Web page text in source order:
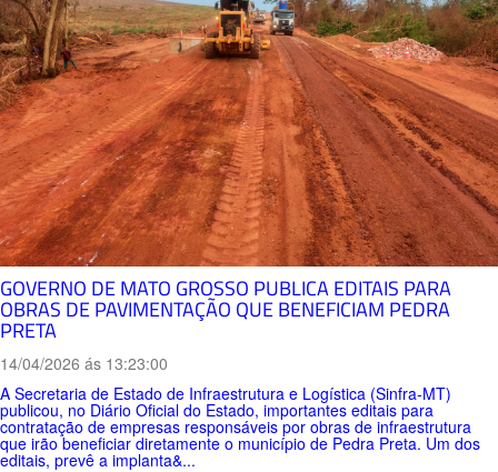
GOVERNO DE MATO GROSSO PUBLICA EDITAIS PARA
OBRAS DE PAVIMENTAÇÃO QUE BENEFICIAM PEDRA
PRETA
14/04/2026 ás 13:23:00
A Secretaria de Estado de Infraestrutura e Logística (Sinfra-MT)
publicou, no Diário Oficial do Estado, importantes editais para
contratação de empresas responsáveis por obras de infraestrutura
que irão beneficiar diretamente o município de Pedra Preta. Um dos
editais, prevê a implanta&...